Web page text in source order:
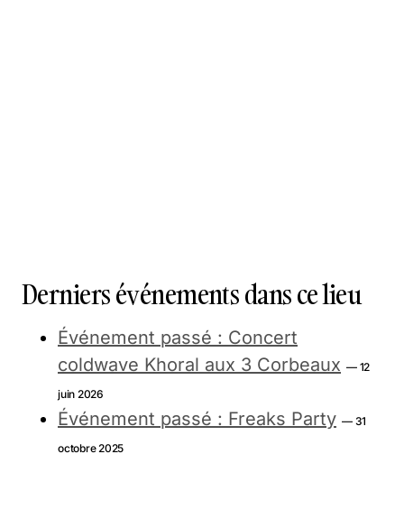
Derniers événements dans ce lieu
Événement passé : Concert
coldwave Khoral aux 3 Corbeaux — 12
juin 2026
Événement passé : Freaks Party — 31
octobre 2025